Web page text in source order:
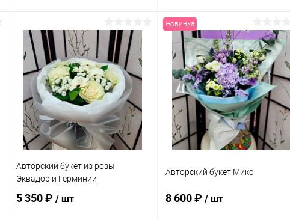
В корзину
Купить в 1 клик Сравнение
В избранное В наличии
В корзину
Купить в 1 клик Сравнение
В избранное В наличии
Авторский букет из розы
Эквадор и Герминии
5 350 ₽ / шт
Новинка
Авторский букет Микс
8 600 ₽ / шт